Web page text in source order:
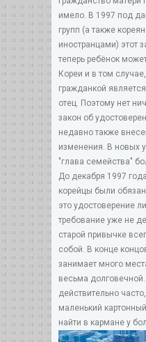
имело. В 1997 под
групп (а также
иностранцами) этот
теперь ребёнок
Кореи и в том
гражданкой
отец. Поэтому нет
закон об
недавно также
изменения. В новых
"глава семейства"
До декабря 1997
корейцы были
это удостоверение
требование уже не
старой привычке
собой. В конце
занимает много
весьма
действительно
маленький
найти в кармане у